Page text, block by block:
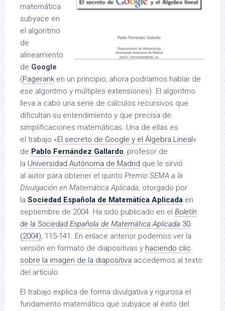
matemática
subyace en
el algoritmo
de
alineamiento
de Google
(Pagerank en un principio, ahora podríamos hablar de
ese algoritmo y múltiples extensiones). El algoritmo
lleva a cabo una serie de cálculos recursivos que
dificultan su entendimiento y que precisa de
simplificaciones matemáticas. Una de ellas es
el trabajo «El secreto de Google y el Álgebra Lineal»
de Pablo Fernández Gallardo, profesor de
la Universidad Autónoma de Madrid que le sirvió
al autor para obtener el quinto Premio SEMA a la
Divulgación en Matemática Aplicada, otorgado por
la Sociedad Española de Matemática Aplicada en
septiembre de 2004. Ha sido publicado en el Boletín
de la Sociedad Española de Matemática Aplicada 30
(2004), 115-141. En enlace anterior podemos ver la
versión en formato de diapositivas y haciendo clic
sobre la imagen de la diapositiva accedemos al texto
del artículo.
El trabajo explica de forma divulgativa y rigurosa el
fundamento matemático que subyace al éxito del